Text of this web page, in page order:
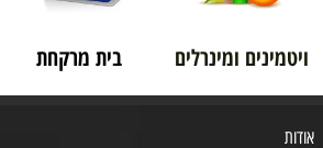
ויטמינים ומינרלים בית מרקחת
אודות